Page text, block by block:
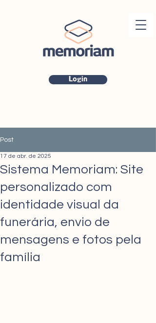
Login
Post
Sistema Memoriam: Site
personalizado com
identidade visual da
funerária, envio de
mensagens e fotos pela
família
17 de abr. de 2025